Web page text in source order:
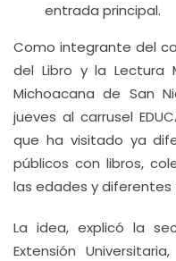
entrada principal.
Como integrante del
del Libro y la Lectura
Michoacana de San
jueves al carrusel
que ha visitado ya
públicos con libros,
las edades y diferentes
La idea, explicó la
Extensión